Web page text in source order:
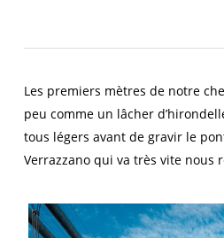
Les premiers mètres de notre
peu comme un lâcher
tous légers avant de gravir le
Verrazzano qui va très vite nous